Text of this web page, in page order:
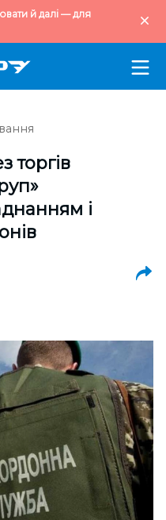
й далі — для
торгів
і